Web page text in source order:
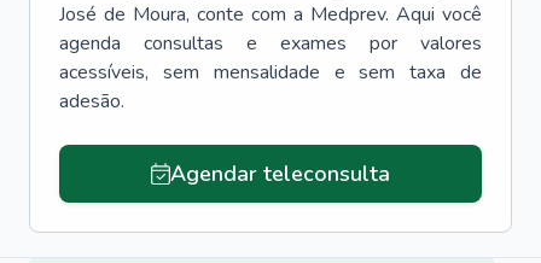
José de Moura, conte com a Medprev. Aqui você
agenda consultas e exames por valores
acessíveis, sem mensalidade e sem taxa de
adesão.
Agendar teleconsulta